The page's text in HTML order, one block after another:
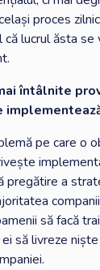
proces
că lucrul ăsta
întâlnite
pe care o
pregătire a
să facă
să livreze